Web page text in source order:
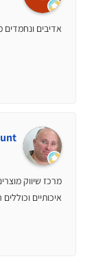
אדיבים
מרכז שיווק
איכותיים